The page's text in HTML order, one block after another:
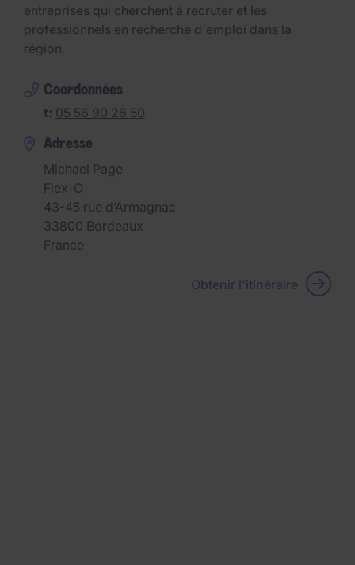
entreprises qui cherchent à recruter et les
professionnels en recherche d'emploi dans la
région.
Coordonnées
t: 05 56 90 26 50
Adresse
Michael Page
Flex-O
43-45 rue d’Armagnac
33800 Bordeaux
France
Obtenir l'itinéraire